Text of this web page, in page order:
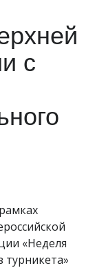
с
«Неделя
турникета»